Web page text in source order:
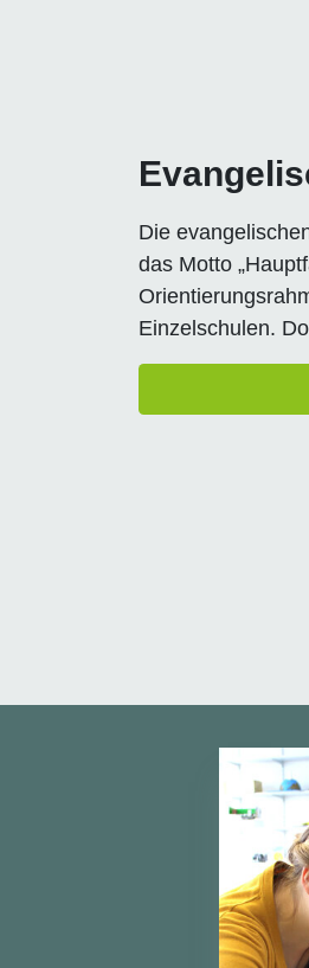
Die
das Motto
Einzelschulen.